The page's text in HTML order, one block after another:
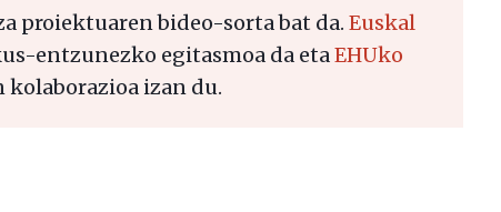
proiektuaren bideo-sorta bat da.Euskal
entzunezko egitasmoa da etaEHUko
kolaborazioa izan du.